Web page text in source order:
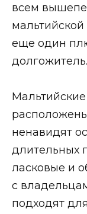
всем
еще один
долгожитель.
ненавидят
длительных
ласковые и
с
подходят